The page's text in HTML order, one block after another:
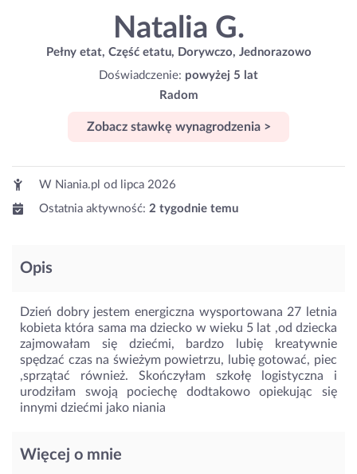
Natalia G.
Pełny etat, Część etatu, Dorywczo, Jednorazowo
Doświadczenie: powyżej 5 lat
Radom
Zobacz stawkę wynagrodzenia >
W Niania.pl od
lipca 2026
Ostatnia aktywność: 2 tygodnie temu
Opis
Dzień dobry jestem energiczna wysportowana 27 letnia
kobieta która sama ma dziecko w wieku 5 lat ,od dziecka
zajmowałam się dziećmi, bardzo lubię kreatywnie
spędzać czas na świeżym powietrzu, lubię gotować, piec
,sprzątać również. Skończyłam szkołę logistyczna i
urodziłam swoją pociechę dodtakowo opiekując się
innymi dziećmi jako niania
Więcej o mnie